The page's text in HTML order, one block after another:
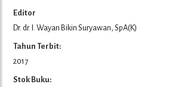
Editor
Dr. dr. I. Wayan Bikin Suryawan, SpA(K)
Tahun Terbit:
2017
Stok Buku: